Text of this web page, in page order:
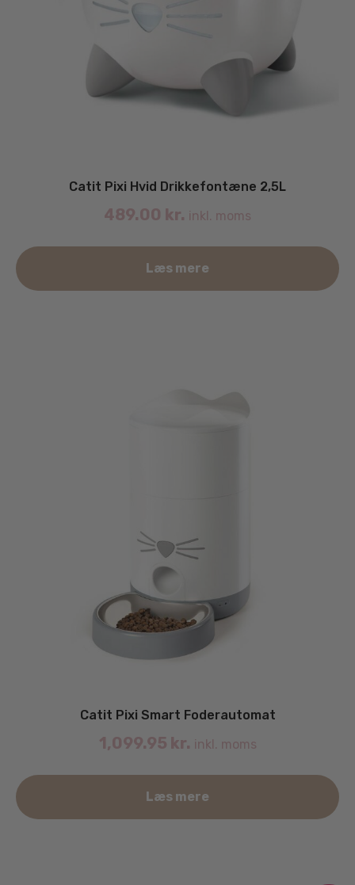
Catit Pixi Hvid Drikkefontæne 2,5L
489.00 kr. inkl. moms
Læs mere
Catit Pixi Smart Foderautomat
1,099.95 kr. inkl. moms
Læs mere